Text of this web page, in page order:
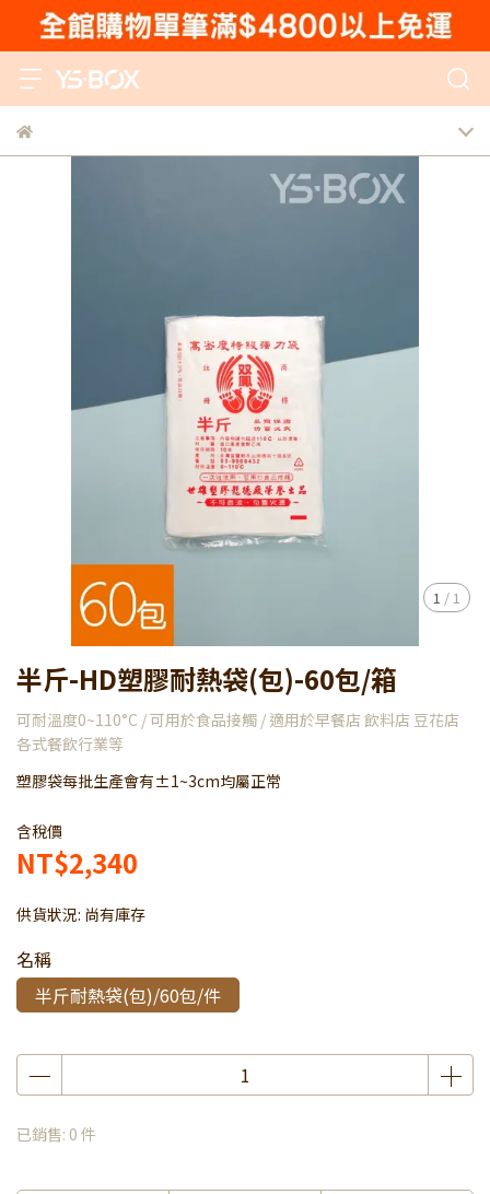
1 / 1
半斤-HD塑膠耐熱袋(包)-60包/箱
可耐溫度0~110°C / 可用於食品接觸 / 適用於早餐店 飲料店 豆花店
各式餐飲行業等
塑膠袋每批生產會有±1~3cm均屬正常
含稅價
NT$2,340
供貨狀況: 尚有庫存
名稱
半斤耐熱袋(包)/60包/件
已銷售: 0 件